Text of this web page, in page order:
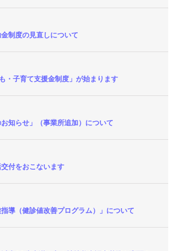
制度の見直しについて
・子育て支援金制度」が始まります
お知らせ」（事業所追加）について
交付をおこないます
導（健診値改善プログラム）」について